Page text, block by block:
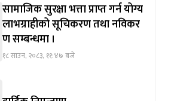
सामाजिक सुरक्षा भत्ता प्राप्त गर्न योग्य
लाभग्राहीको सूचिकरण तथा नविकर
ण सम्बन्धमा ।
१८ साउन, २०८३, ११:४७ बजे